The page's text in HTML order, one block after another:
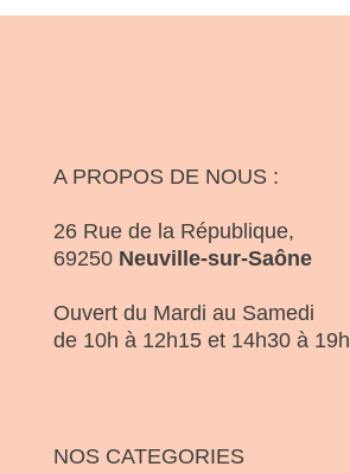
A PROPOS DE NOUS :
26 Rue de la République,
69250 Neuville-sur-Saône
Ouvert du Mardi au Samedi
de 10h à 12h15 et 14h30 à 19h
NOS CATEGORIES